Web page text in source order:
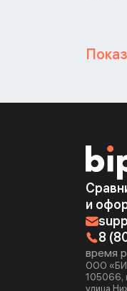
и
8
время
ООО
105066,
улица